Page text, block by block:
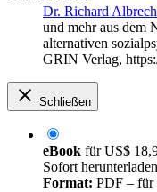
Dr. Richard
und mehr aus dem
alternativen
GRIN Verlag,
Schließen
eBook fürUS$
Sofort
Format: PDF – für